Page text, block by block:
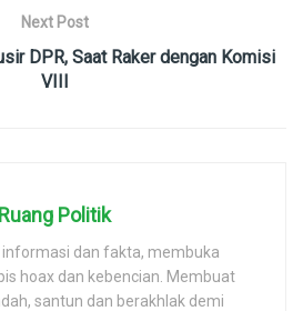
Next Post
DPR, Saat Raker dengan Komisi
VIII
Ruang Politik
dan fakta, membuka
hoax dan kebencian. Membuat
santun dan berakhlak demi